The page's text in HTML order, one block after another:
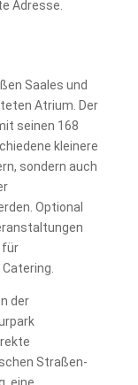
Adresse.
Saales und
Atrium. Der
seinen 168
kleinere
sondern auch
Optional
für
der
Straßen-